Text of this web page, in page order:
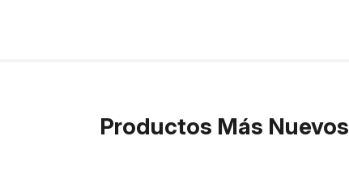
Productos Más Nuevos